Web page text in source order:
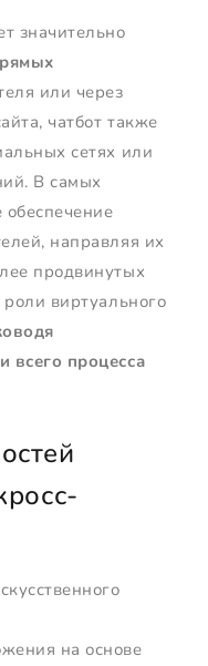
значительно
или через
чатбот также
сетях или
В самых
направляя их
продвинутых
виртуального
всего процесса
на основе